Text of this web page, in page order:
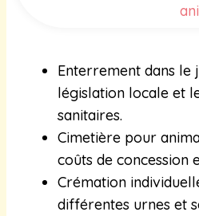
Enterrement dans
législation locale et
sanitaires.
Cimetière pour
coûts de concession
Crémation
différentes urnes et